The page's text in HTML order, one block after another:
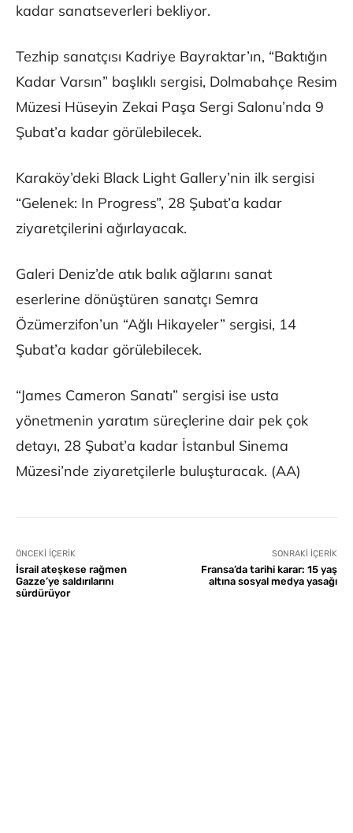
kadar sanatseverleri bekliyor.
Tezhip sanatçısı Kadriye Bayraktar’ın, “Baktığın
Kadar Varsın” başlıklı sergisi, Dolmabahçe Resim
Müzesi Hüseyin Zekai Paşa Sergi Salonu’nda 9
Şubat’a kadar görülebilecek.
Karaköy’deki Black Light Gallery’nin ilk sergisi
“Gelenek: In Progress”, 28 Şubat’a kadar
ziyaretçilerini ağırlayacak.
Galeri Deniz’de atık balık ağlarını sanat
eserlerine dönüştüren sanatçı Semra
Özümerzifon’un “Ağlı Hikayeler” sergisi, 14
Şubat’a kadar görülebilecek.
“James Cameron Sanatı” sergisi ise usta
yönetmenin yaratım süreçlerine dair pek çok
detayı, 28 Şubat’a kadar İstanbul Sinema
Müzesi’nde ziyaretçilerle buluşturacak. (AA)
ÖNCEKI İÇERIK
İsrail ateşkese rağmen
Gazze’ye saldırılarını
sürdürüyor
SONRAKI İÇERIK
Fransa’da tarihi karar: 15 yaş
altına sosyal medya yasağı